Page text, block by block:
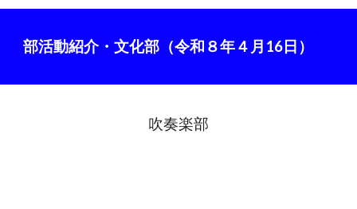
部活動紹介・文化部（令和８年４月16日）
吹奏楽部